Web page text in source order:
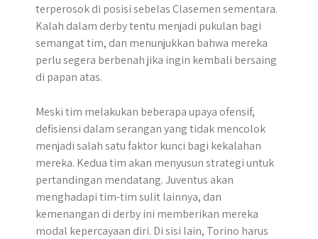
terperosok di posisi sebelas Clasemen sementara.
Kalah dalam derby tentu menjadi pukulan bagi
semangat tim, dan menunjukkan bahwa mereka
perlu segera berbenah jika ingin kembali bersaing
di papan atas.
Meski tim melakukan beberapa upaya ofensif,
defisiensi dalam serangan yang tidak mencolok
menjadi salah satu faktor kunci bagi kekalahan
mereka. Kedua tim akan menyusun strategi untuk
pertandingan mendatang. Juventus akan
menghadapi tim-tim sulit lainnya, dan
kemenangan di derby ini memberikan mereka
modal kepercayaan diri. Di sisi lain, Torino harus